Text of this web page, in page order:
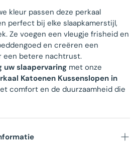
kleur passen deze perkaal
perfect bij elke slaapkamerstijl,
Ze voegen een vleugje frisheid en
en creëren een
een betere nachtrust.
uw slaapervaring met onze
Katoenen Kussenslopen in
comfort en de duurzaamheid die